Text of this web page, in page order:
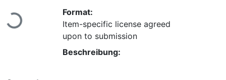
Lade...
Format:
Item-specific license agreed
upon to submission
Beschreibung: